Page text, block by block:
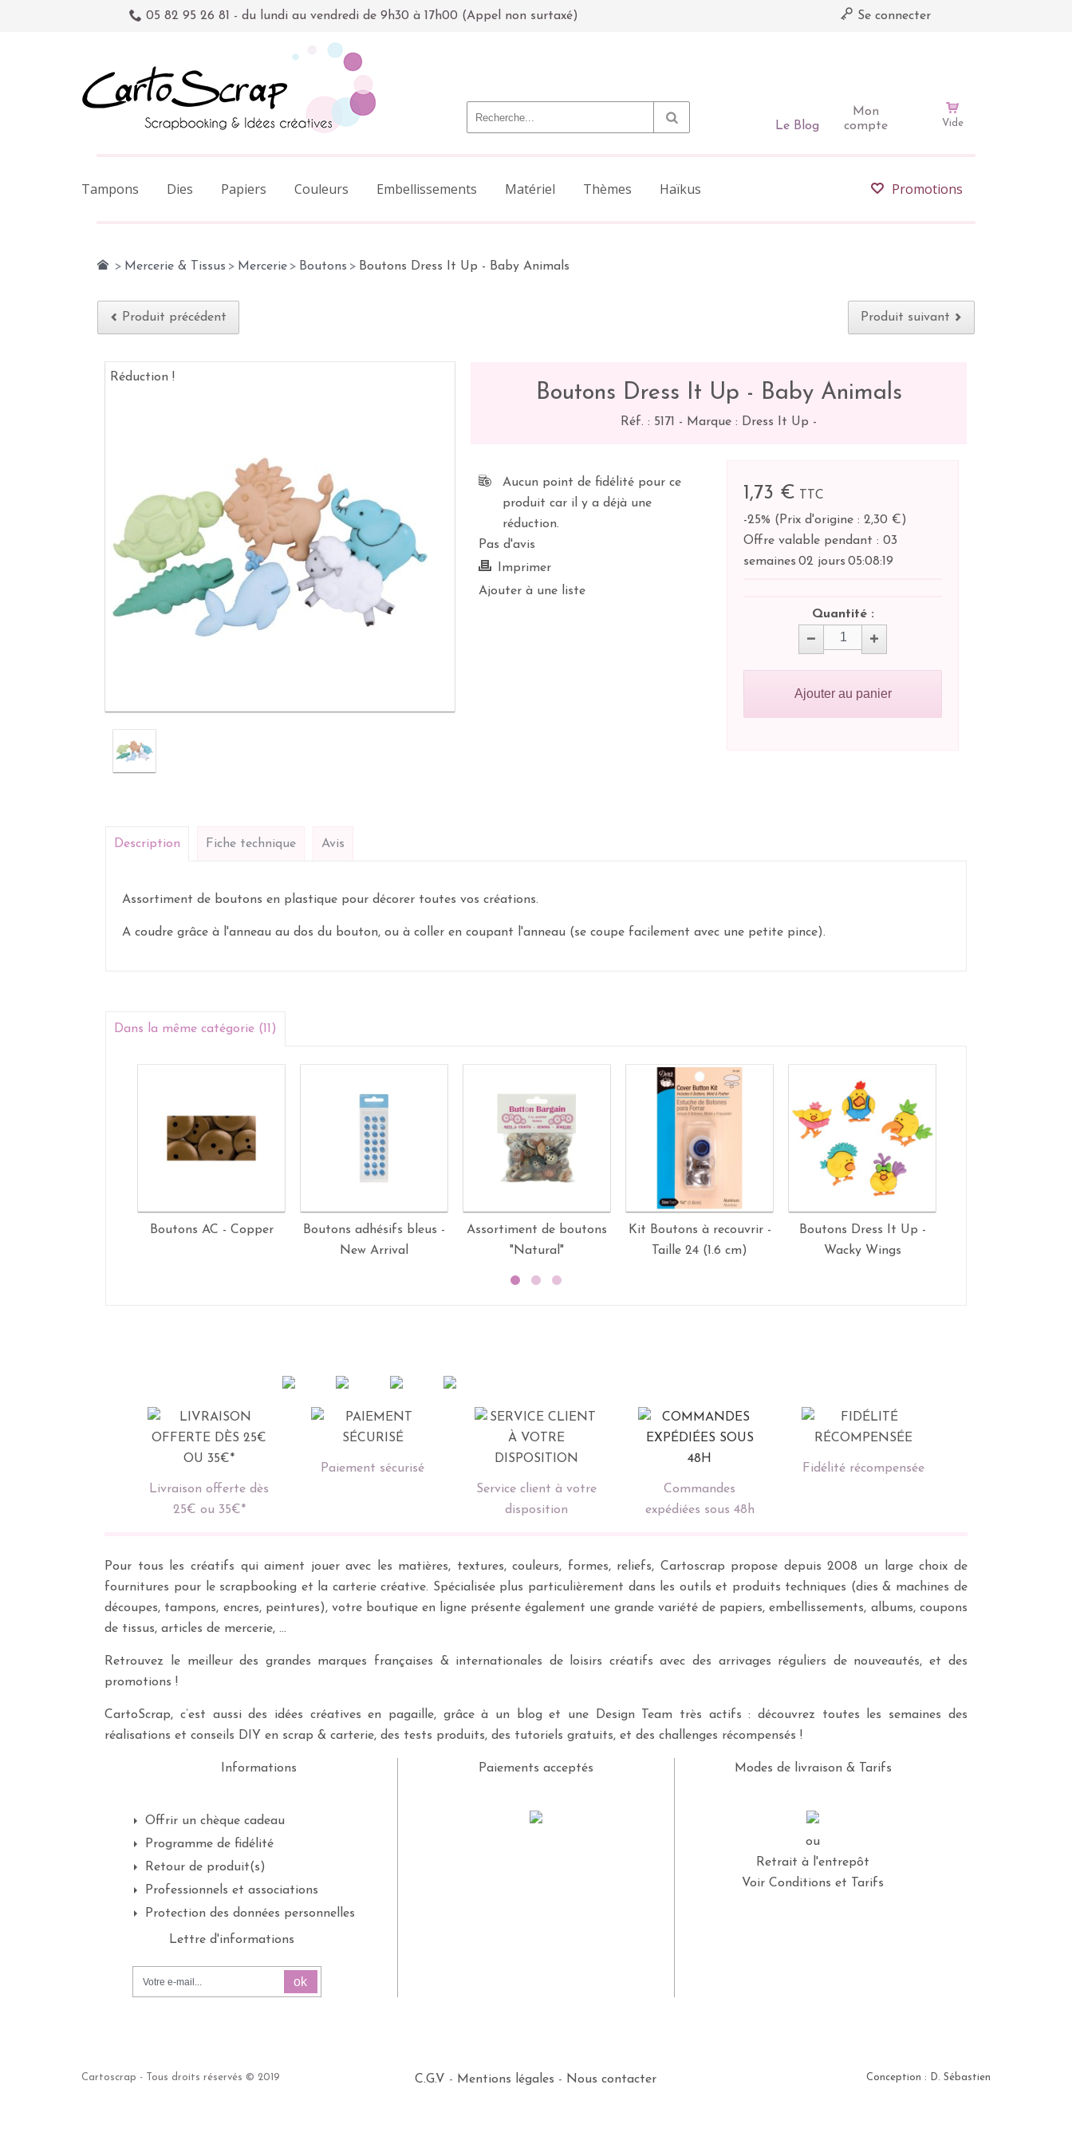
05 82 95 26 81 - du lundi au vendredi de 9h30 à 17h00 (Appel non surtaxé) Se connecter
Mon
compte
Le Blog Vide
Tampons Dies Papiers Couleurs Embellissements Matériel Thèmes Promotions
Haïkus
> Mercerie & Tissus > Mercerie > Boutons > Boutons Dress It Up - Baby Animals
Produit précédent Produit suivant
Réduction !
Boutons Dress It Up - Baby Animals
Réf. : 5171 - Marque : Dress It Up -
Aucun point de fidélité pour ce
produit car il y a déjà une
réduction.
Pas d'avis
Imprimer
Ajouter à une liste
1,73 €
TTC
-25% ( Prix d'origine : 2,30 €)
Offre valable pendant : 03
semaines 02 jours 05:08:18
Quantité :
Ajouter au panier
Description Fiche technique Avis
Assortiment de boutons en plastique pour décorer toutes vos créations.
A coudre grâce à l'anneau au dos du bouton, ou à coller en coupant l'anneau (se coupe facilement avec une petite pince).
Dans la même catégorie (11)
Boutons AC - Copper
Boutons adhésifs bleus -
New Arrival
Assortiment de boutons
"Natural"
Kit Boutons à recouvrir -
Taille 24 (1.6 cm)
Boutons Dress It Up -
Wacky Wings
Livraison offerte dès
25€ ou 35€*
Paiement sécurisé
Service client à votre
disposition
Commandes
expédiées sous 48h
Fidélité récompensée
Pour tous les créatifs qui aiment jouer avec les matières, textures, couleurs, formes, reliefs, Cartoscrap propose depuis 2008 un large choix de
fournitures pour le scrapbooking et la carterie créative. Spécialisée plus particulièrement dans les outils et produits techniques (dies & machines de
découpes, tampons, encres, peintures), votre boutique en ligne présente également une grande variété de papiers, embellissements, albums, coupons
de tissus, articles de mercerie, …
Retrouvez le meilleur des grandes marques françaises & internationales de loisirs créatifs avec des arrivages réguliers de nouveautés, et des
promotions !
CartoScrap, c’est aussi des idées créatives en pagaille, grâce à un blog et une Design Team très actifs : découvrez toutes les semaines des
réalisations et conseils DIY en scrap & carterie, des tests produits, des tutoriels gratuits, et des challenges récompensés !
Informations
Offrir un chèque cadeau
Programme de fidélité
Retour de produit(s)
Professionnels et associations
Protection des données personnelles
Paiements acceptés Modes de livraison & Tarifs
ou
Retrait à l'entrepôt
Voir Conditions et Tarifs
Lettre d'informations
ok
Cartoscrap - Tous droits réservés © 2019 C.G.V - Mentions légales - Nous contacter Conception : D. Sébastien